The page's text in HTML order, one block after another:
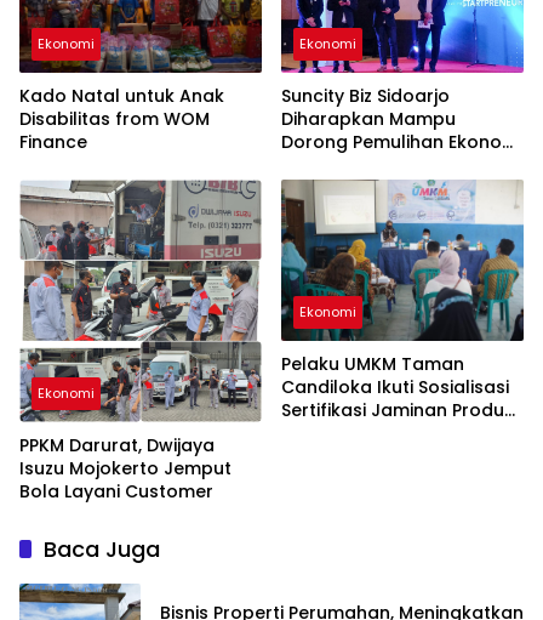
Ekonomi
Kado Natal untuk Anak
Disabilitas from WOM
Finance
Ekonomi
Suncity Biz Sidoarjo
Diharapkan Mampu
Dorong Pemulihan Ekonomi
Ekonomi
PPKM Darurat, Dwijaya
Isuzu Mojokerto Jemput
Bola Layani Customer
Ekonomi
Pelaku UMKM Taman
Candiloka Ikuti Sosialisasi
Sertifikasi Jaminan Produk
Baca Juga
Bisnis Properti Perumahan, Meningkatkan